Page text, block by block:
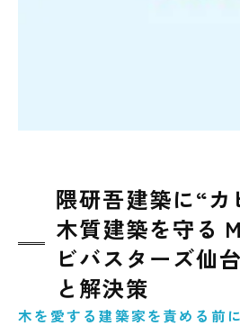
隈研吾建築に“
木質建築を守る
ビバスターズ仙
と解決策
木を愛する建築家を責める前